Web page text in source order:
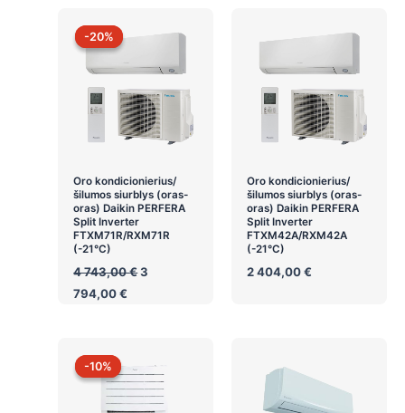
-20%
-20%
Oro kondicionierius/
šilumos siurblys (oras-
oras) Daikin PERFERA
Split Inverter
FTXM71R/RXM71R
(-21°C)
4 743,00€ Original
3
794,00€
Oro kondicionierius/
šilumos siurblys (oras-
oras) Daikin PERFERA
Split Inverter
FTXM42A/RXM42A
(-21°C)
2 404,00€
-10%
-10%